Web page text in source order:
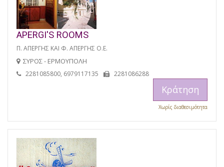
APERGI'S ROOMS
Π. ΑΠΕΡΓΗΣ ΚΑΙ Φ. ΑΠΕΡΓΗΣ Ο.Ε.
ΣΥΡΟΣ - ΕΡΜΟΥΠΟΛΗ
2281085800, 6979117135 2281086288
Κράτηση
Χωρίς διαθεσιμότητα